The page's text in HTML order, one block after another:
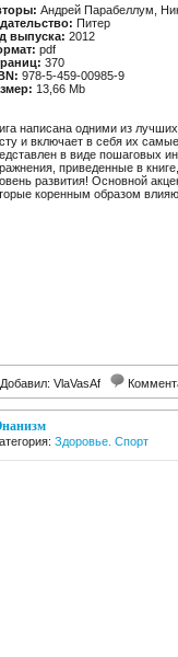
Андрей Парабеллум,
Питер
выпуска: 2012
pdf
370
978-5-459-00985-9
13,66 Mb
написана одними из
и включает в себя их
в виде пошаговых
приведенные в
развития! Основной
коренным образом
Добавил: VlaVasAf
Здоровье. Спорт